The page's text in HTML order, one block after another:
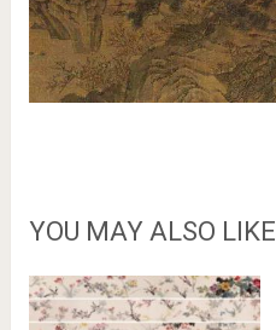
YOU MAY ALSO LIKE